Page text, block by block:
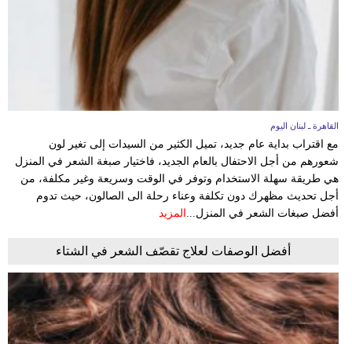
القاهرة ـ لبنان اليوم
مع اقتراب بداية عام جديد، تميل الكثير من السيدات إلى تغير لون
شعورهم من أجل الاحتفال بالعام الجديد، فاختيار صبغة الشعر في المنزل
هي طريقة سهلة الاستخدام وتوفر في الوقت وسريعة وغير مكلفة، من
أجل تحديث مظهرك دون تكلفة وعناء رحلة الى الصالون، حيث تدوم
أفضل صبغات الشعر في المنزل... المزيد
أفضل الوصفات لعلاج تقصّف الشعر في الشتاء